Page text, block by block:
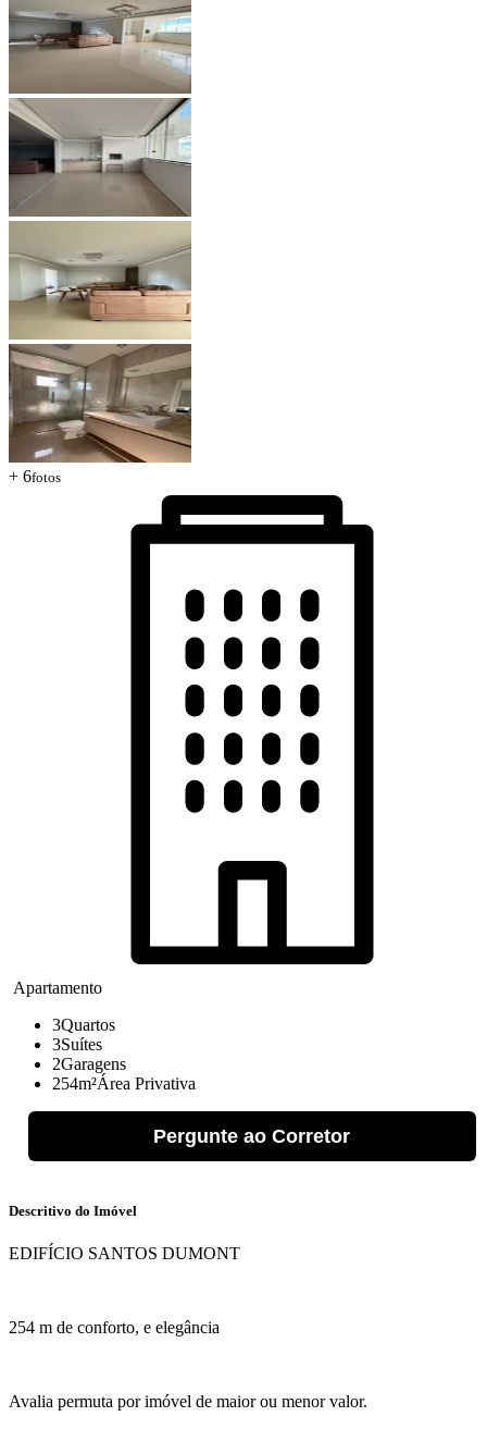
+ 6fotos
Apartamento
3Quartos
3Suítes
2Garagens
254m²Área Privativa
Pergunte ao Corretor
Descritivo do Imóvel
EDIFÍCIO SANTOS DUMONT
254 m de conforto, e elegância
Avalia permuta por imóvel de maior ou menor valor.